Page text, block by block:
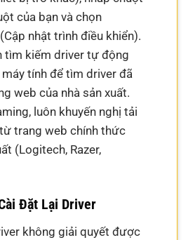
của bạn và chọn
nhật trình điều khiển).
tìm kiếm driver tự động
tính để tìm driver đã
web của nhà sản xuất.
luôn khuyến nghị tải
trang web chính thức
(Logitech, Razer,
Đặt Lại Driver
không giải quyết được